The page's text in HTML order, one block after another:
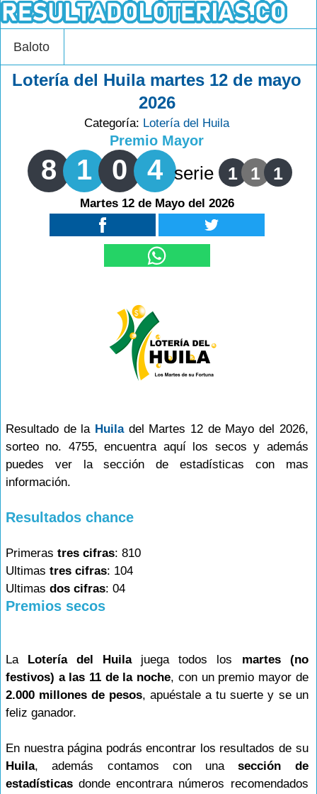
Baloto
Lotería del Huila martes 12 de mayo
2026
Categoría: Lotería del Huila
Premio Mayor
8 1 0 4 serie 1 1 1
Martes 12 de Mayo del 2026
Resultado de la Huiladel Martes 12 de Mayo del 2026,
sorteo no. 4755, encuentra aquí los secos y además
puedes ver la sección de estadísticas con mas
información.
Resultados chance
Primeras tres cifras: 810
Ultimas tres cifras: 104
Ultimas dos cifras: 04
Premios secos
La Lotería del Huilajuega todos los martes (no
festivos) a las 11 de la noche, con un premio mayor de
2.000 millones de pesos, apuéstale a tu suerte y se un
feliz ganador.
En nuestra página podrás encontrar los resultados de su
Huila, además contamos con unasección de
estadísticas donde encontrara números recomendados